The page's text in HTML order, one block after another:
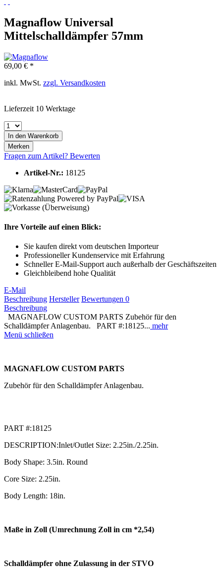
Magnaflow Universal
Mittelschalldämpfer 57mm
69,00 € *
inkl. MwSt. zzgl. Versandkosten
Lieferzeit 10 Werktage
In den Warenkorb
Merken
Fragen zum Artikel? Bewerten
Artikel-Nr.: 18125
Ihre Vorteile auf einen Blick:
Sie kaufen direkt vom deutschen Importeur
Professioneller Kundenservice mit Erfahrung
Schneller E-Mail-Support auch außerhalb der Geschäftszeiten
Gleichbleibend hohe Qualität
E-Mail
Beschreibung Hersteller Bewertungen 0
Beschreibung
MAGNAFLOW CUSTOM PARTS Zubehör für den
Schalldämpfer Anlagenbau. PART #:18125... mehr
Menü schließen
MAGNAFLOW CUSTOM PARTS
Zubehör für den Schalldämpfer Anlagenbau.
PART #:18125
DESCRIPTION:Inlet/Outlet Size: 2.25in./2.25in.
Body Shape: 3.5in. Round
Core Size: 2.25in.
Body Length: 18in.
Maße in Zoll (Umrechnung Zoll in cm *2,54)
Schalldämpfer ohne Zulassung in der STVO